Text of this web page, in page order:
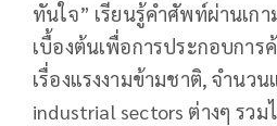
ทันใจ” เรียนรู้คำศัพท์ผ่านเก
เบื้องต้นเพื่อการประกอบการ
เรื่องแรงงามข้ามชาติ, จำนว
industrial sectors ต่างๆ รวม